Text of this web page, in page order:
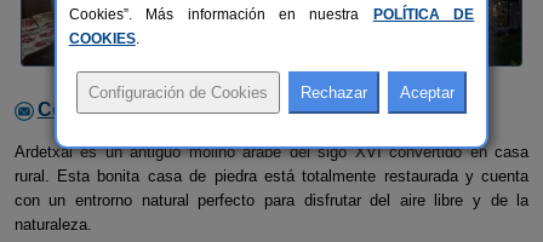
Contactar con el alojamiento
Ardetxal es un antiguo molino árabe del sigo XVI convertido en casa
rural. Esta bonita casa de piedra está totalmente restaurada y cuenta
con un entrorno natural perfecto para disfrutar del aire libre y de la
naturaleza.
Cookies”. Más información en nuestra
POLÍTICA DE
COOKIES.